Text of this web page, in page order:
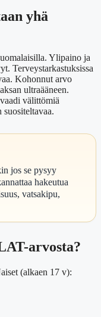
yhä
Ylipaino ja
Terveystarkastuksissa
Kohonnut arvo
ultraääneen.
välittömiä
jos se pysyy
hakeutua
vatsakipu,
arvosta?
(alkaen 17 v):